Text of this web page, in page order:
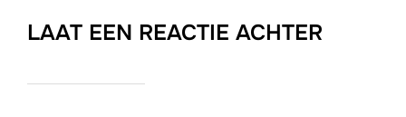
LAAT EEN REACTIE ACHTER